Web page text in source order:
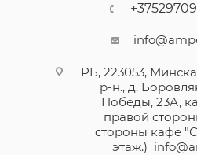
РБ, 223053,
р-н., д.
Победы, 23А,
правой
стороны кафе
этаж.)